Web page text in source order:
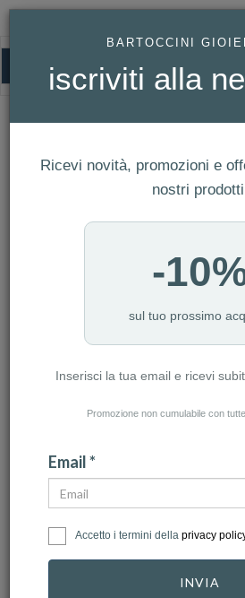
HOMEPAGE PIERCING PDPAOLA KAORI
Piercing PDPaola Kaori
BARTOCCINI
iscriviti alla
Ricevi novità, promozioni e
nostri
-
sul tuo prossimo
Inserisci la tua email e ricevi
Promozione non cumulabile con
Email *
Accetto i termini della privacy
INVIA